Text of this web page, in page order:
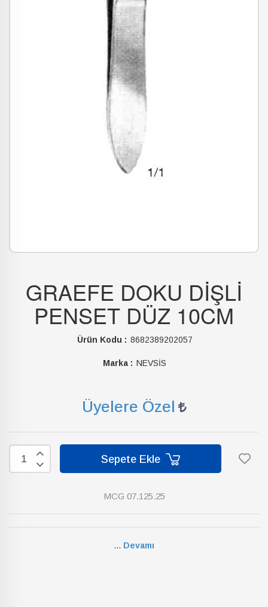
GRAEFE DOKU DİŞLİ
PENSET DÜZ 10CM
Ürün Kodu : 8682389202057
Marka : NEVSİS
Üyelere Özel
Sepete Ekle
MCG 07.125.25
... Devamı